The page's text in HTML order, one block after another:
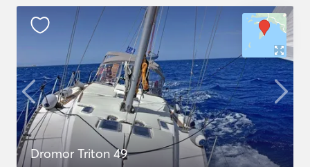
Dromor Triton 49